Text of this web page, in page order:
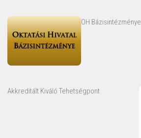
OH Bázisintézménye
Akkreditált Kiváló Tehetségpont